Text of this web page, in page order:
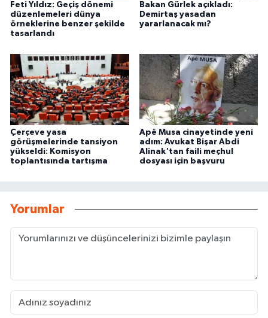
Feti Yıldız: Geçiş dönemi
düzenlemeleri dünya
örneklerine benzer şekilde
tasarlandı
Bakan Gürlek açıkladı:
Demirtaş yasadan
yararlanacak mı?
Çerçeve yasa
görüşmelerinde tansiyon
yükseldi: Komisyon
toplantısında tartışma
Apê Musa cinayetinde yeni
adım: Avukat Bişar Abdi
Alinak'tan faili meçhul
dosyası için başvuru
Yorumlar